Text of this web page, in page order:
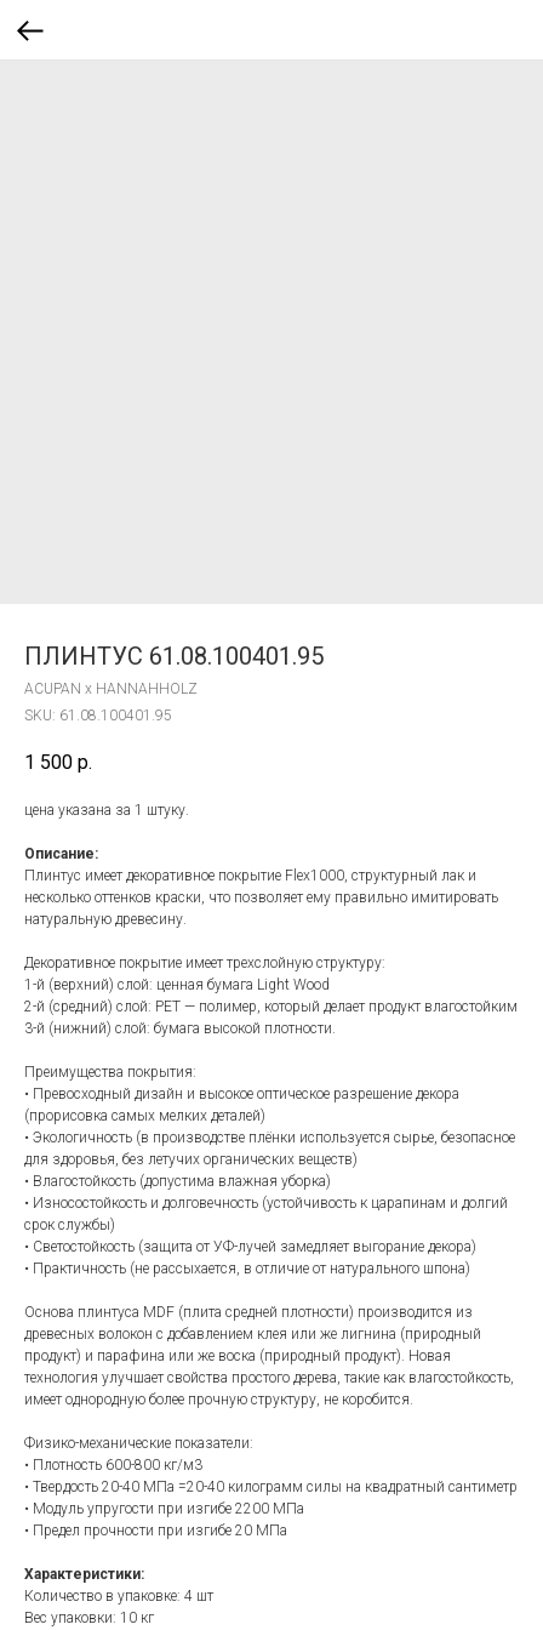
ПЛИНТУС 61.08.100401.95
ACUPAN x HANNAHHOLZ
SKU: 61.08.100401.95
1 500 р.
цена указана за 1 штуку.
Описание:
Плинтус имеет декоративное покрытие Flex1000, структурный лак и
несколько оттенков краски, что позволяет ему правильно имитировать
натуральную древесину.
Декоративное покрытие имеет трехслойную структуру:
1-й (верхний) слой: ценная бумага Light Wood
2-й (средний) слой: PET — полимер, который делает продукт влагостойким
3-й (нижний) слой: бумага высокой плотности.
Преимущества покрытия:
• Превосходный дизайн и высокое оптическое разрешение декора
(прорисовка самых мелких деталей)
• Экологичность (в производстве плёнки используется сырье, безопасное
для здоровья, без летучих органических веществ)
• Влагостойкость (допустима влажная уборка)
• Износостойкость и долговечность (устойчивость к царапинам и долгий
срок службы)
• Светостойкость (защита от УФ-лучей замедляет выгорание декора)
• Практичность (не рассыхается, в отличие от натурального шпона)
Основа плинтуса MDF (плита средней плотности) производится из
древесных волокон с добавлением клея или же лигнина (природный
продукт) и парафина или же воска (природный продукт). Новая
технология улучшает свойства простого дерева, такие как влагостойкость,
имеет однородную более прочную структуру, не коробится.
Физико-механические показатели:
• Плотность 600-800 кг/м3
• Твердость 20-40 МПа =20-40 килограмм силы на квадратный сантиметр
• Модуль упругости при изгибе 2200 МПа
• Предел прочности при изгибе 20 МПа
Характеристики:
Количество в упаковке: 4 шт
Вес упаковки: 10 кг